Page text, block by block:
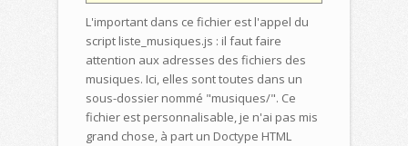
L'important dans ce fichier est l'appel du
script liste_musiques.js : il faut faire
attention aux adresses des fichiers des
musiques. Ici, elles sont toutes dans un
sous-dossier nommé "musiques/". Ce
fichier est personnalisable, je n'ai pas mis
grand chose, à part un Doctype HTML